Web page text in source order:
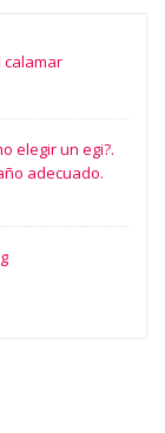
calamar
elegir un egi?.
adecuado.